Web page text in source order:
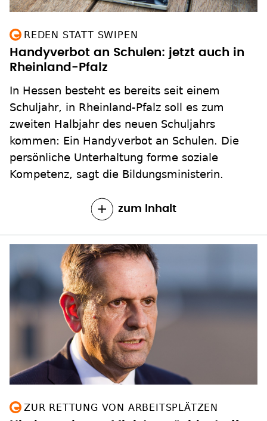
REDEN STATT SWIPEN
Handyverbot an Schulen: jetzt auch in
Rheinland-Pfalz
In Hessen besteht es bereits seit einem
Schuljahr, in Rheinland-Pfalz soll es zum
zweiten Halbjahr des neuen Schuljahrs
kommen: Ein Handyverbot an Schulen. Die
persönliche Unterhaltung forme soziale
Kompetenz, sagt die Bildungsministerin.
zum Inhalt
ZUR RETTUNG VON ARBEITSPLÄTZEN